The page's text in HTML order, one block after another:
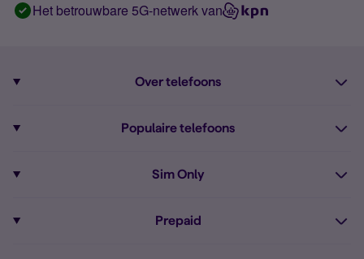
Het betrouwbare 5G-netwerk van
Over telefoons
Alle telefoons
Populaire telefoons
iPhone 16
Sim Only
Prepaid